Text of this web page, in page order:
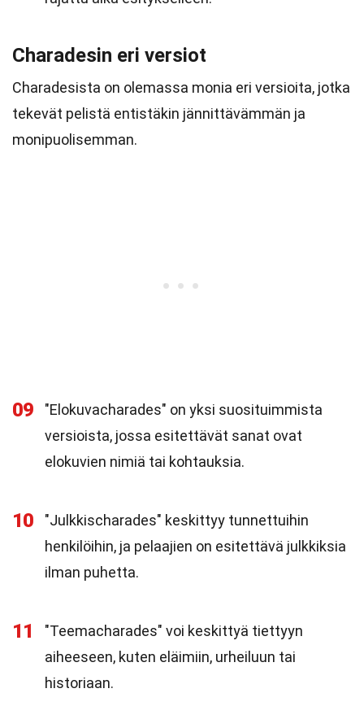
Charadesin eri versiot
Charadesista on olemassa monia eri versioita, jotka
tekevät pelistä entistäkin jännittävämmän ja
monipuolisemman.
09
"Elokuvacharades" on yksi suosituimmista
versioista, jossa esitettävät sanat ovat
elokuvien nimiä tai kohtauksia.
10
"Julkkischarades" keskittyy tunnettuihin
henkilöihin, ja pelaajien on esitettävä julkkiksia
ilman puhetta.
11
"Teemacharades" voi keskittyä tiettyyn
aiheeseen, kuten eläimiin, urheiluun tai
historiaan.